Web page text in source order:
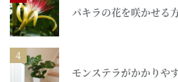
パキラの花を咲かせる
モンステラがかかりや